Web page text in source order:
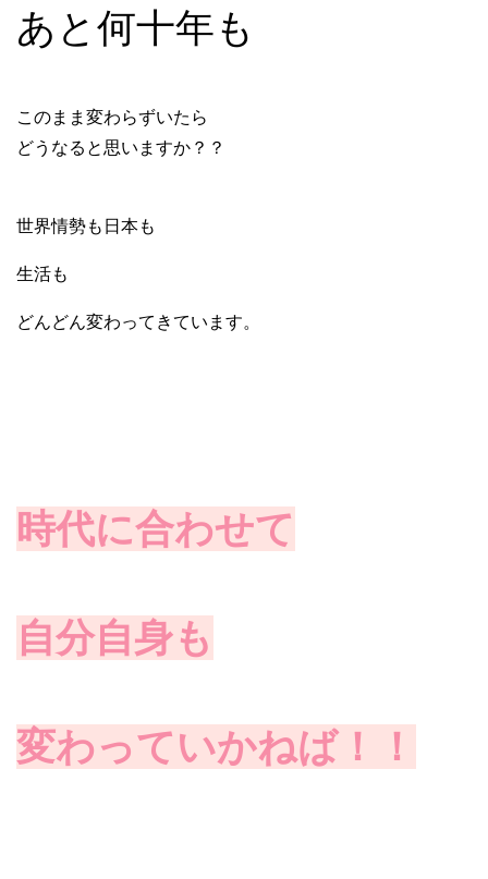
あと何十年も
このまま変わらずいたら
どうなると思いますか？？
世界情勢も日本も
生活も
どんどん変わってきています。
時代に合わせて
自分自身も
変わっていかねば！！